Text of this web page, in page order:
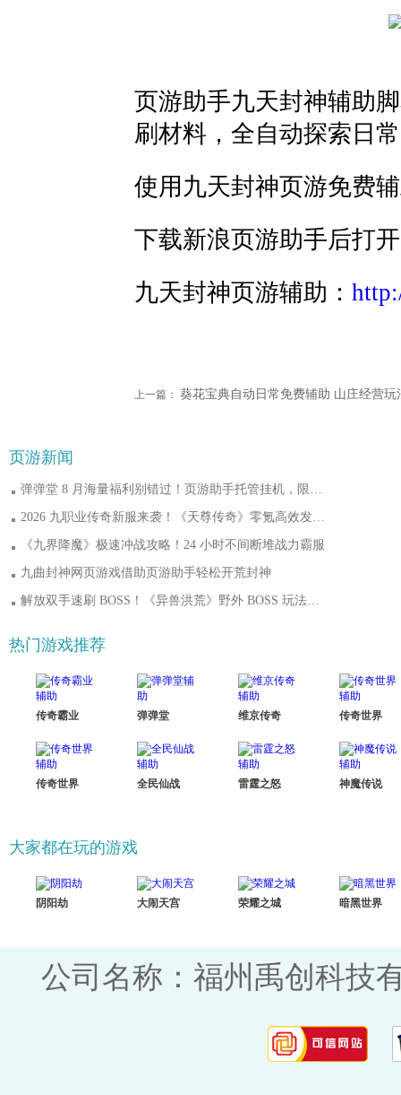
页游助手九天封神辅助
刷材料，全自动探索日
使用九天封神页游免费
下载新浪页游助手后打
九天封神页游辅助：
上一篇：
页游新闻
弹弹堂 8 月海量福利别错过！页游助手托管挂机，限定时装轻松到手
2026 九职业传奇新服来袭！《天尊传奇》零氪高效发育，快速玩转霸服
《九界降魔》极速冲战攻略！24 小时不间断堆战力霸服
九曲封神网页游戏借助页游助手轻松开荒封神
解放双手速刷 BOSS！《异兽洪荒》野外 BOSS 玩法，页游助手挂机打宝两不误
热门游戏推荐
传奇霸业 弹弹堂 维京传奇 传奇世界
传奇世界 全民仙战 雷霆之怒 神魔传说
大家都在玩的游戏
阴阳劫 大闹天宫 荣耀之城 暗黑世界
公司名称：福州禹创科技